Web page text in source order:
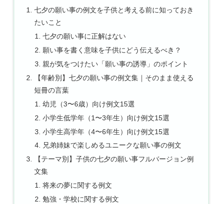
七夕の願い事の例文を子供と考える前に知っておき
たいこと
七夕の願い事に正解はない
願い事を書く意味を子供にどう伝えるべき？
親が気をつけたい「願い事の誘導」のポイント
【年齢別】七夕の願い事の例文集｜そのまま使える
短冊の言葉
幼児（3〜6歳）向け例文15選
小学生低学年（1〜3年生）向け例文15選
小学生高学年（4〜6年生）向け例文15選
兄弟姉妹で楽しめるユニークな願い事の例文
【テーマ別】子供の七夕の願い事フルバージョン例
文集
将来の夢に関する例文
勉強・学校に関する例文